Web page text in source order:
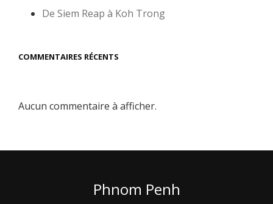
De Siem Reap à Koh Trong
COMMENTAIRES RÉCENTS
Aucun commentaire à afficher.
Phnom Penh